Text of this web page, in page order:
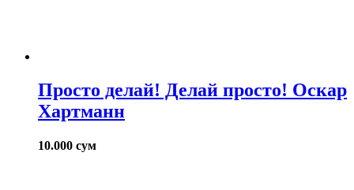
Просто делай! Делай просто! Оскар
Хартманн
10.000 сум